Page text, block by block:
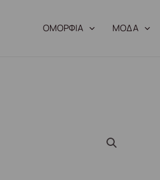
ΟΜΟΡΦΙΑ ΜΟΔΑ